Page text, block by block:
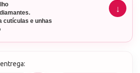
cutículas e unhas